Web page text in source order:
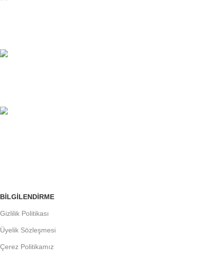
BILGILENDIRME
Gizlilik Politikası
Üyelik Sözleşmesi
Çerez Politikamız